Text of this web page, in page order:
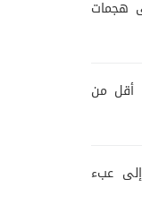
هجمات
أقل من
عبء